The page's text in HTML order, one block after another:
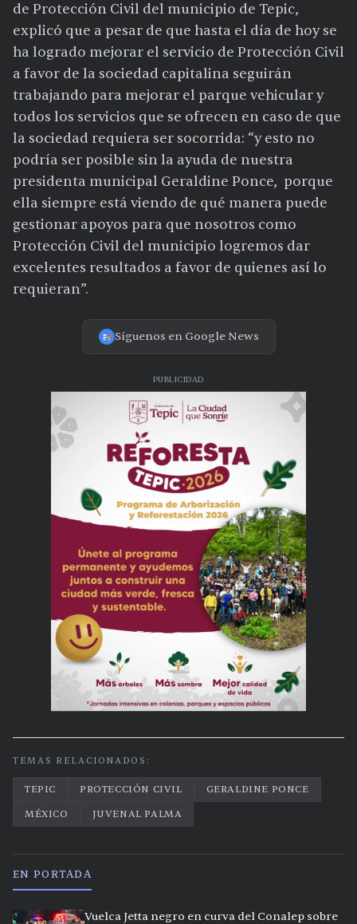
de Protección Civil del municipio de Tepic,
explicó que a pesar de que hasta el día de hoy se
ha logrado mejorar el servicio de Protección Civil
a favor de la sociedad capitalina seguirán
trabajando para mejorar el parque vehicular y
todos los servicios que se ofrecen en caso de que
la sociedad requiera ser socorrida: “y esto no
podría ser posible sin la ayuda de nuestra
presidenta municipal Geraldine Ponce, porque
ella siempre está viendo de qué manera puede
gestionar apoyos para que nosotros como
Protección Civil del municipio logremos dar
excelentes resultados a favor de quienes así lo
requieran”.
Síguenos en Google News
PUBLICIDAD
TEMAS RELACIONADOS:
TEPIC PROTECCIÓN CIVIL
GERALDINE PONCE
MÉXICO
JUVENAL PALMA
EN PORTADA
Vuelca Jetta negro en curva del Conalep sobre